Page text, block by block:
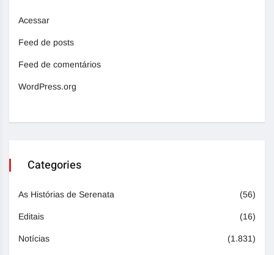
Acessar
Feed de posts
Feed de comentários
WordPress.org
Categories
As Histórias de Serenata (56)
Editais (16)
Notícias (1.831)